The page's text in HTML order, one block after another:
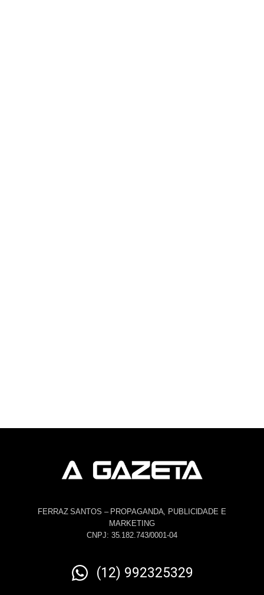
FERRAZ SANTOS – PROPAGANDA, PUBLICIDADE E
MARKETING
CNPJ: 35.182.743/0001-04
(12) 992325329